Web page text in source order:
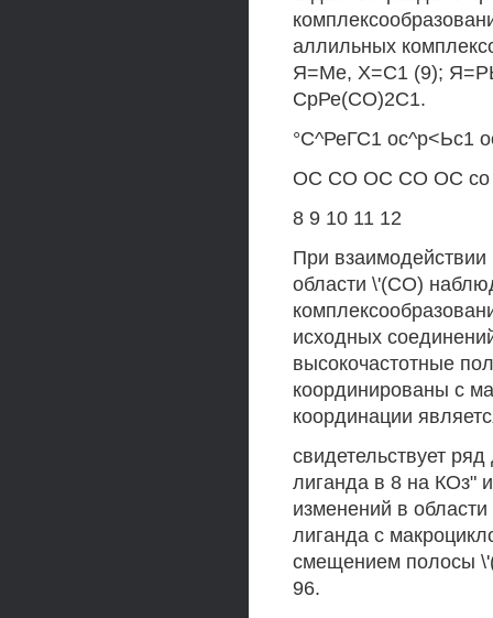
аллильных
Я=Ме, Х=С1 (9);
СрРе(СО)2С1.
°С^РеГС1 ос^р<Ьс1
ОС СО ОС СО ОС
8 9 10 11 12
При
области \'(СО)
исходных
высокочастотные
координированы с
координации
свидетельствует
лиганда в 8 на КОз"
изменений в
лиганда с
смещением полосы
96.